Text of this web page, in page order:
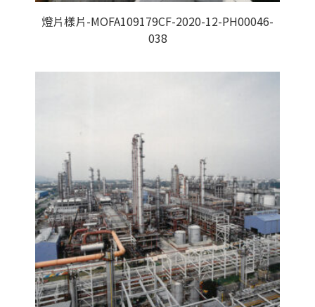
燈片樣片-MOFA109179CF-2020-12-PH00046-
038